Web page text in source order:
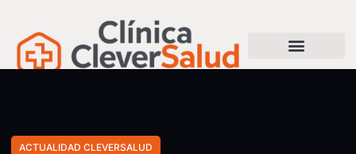
ACTUALIDAD CLEVERSALUD